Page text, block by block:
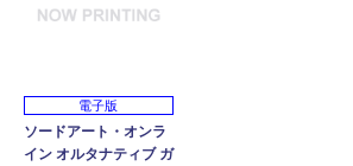
電子版
ソードアート・オンラ
イン オルタナティブ ガ